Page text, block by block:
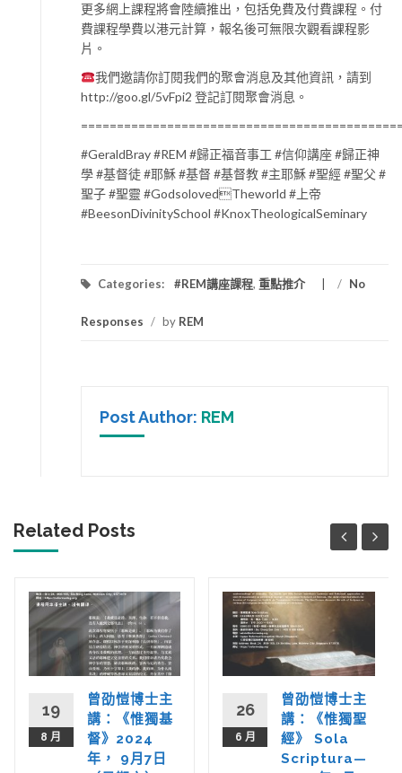
更多網上課程將會陸續推出，包括免費及付費課程。付
費課程學費以港元計算，報名後可無限次觀看課程影
片。
我們邀請你訂閱我們的聚會消息及其他資訊，請到
http://goo.gl/5vFpi2 登記訂閱聚會消息。
#GeraldBray #REM #歸正福音事工 #信仰講座 #歸正神
學 #基督徒 #耶穌 #基督 #基督教 #主耶穌 #聖經 #聖父 #
聖子 #聖靈 #GodsolovedTheworld #上帝
#BeesonDivinitySchool #KnoxTheologicalSeminary
Categories: #REM講座課程, 重點推介 / No
Responses / by REM
Post Author: REM
Related Posts
19
8 月
曾劭愷博士主
講：《惟獨基
督》2024
年， 9月7日
26
6 月
曾劭愷博士主
講：《惟獨聖
經》 Sola
Scriptura—